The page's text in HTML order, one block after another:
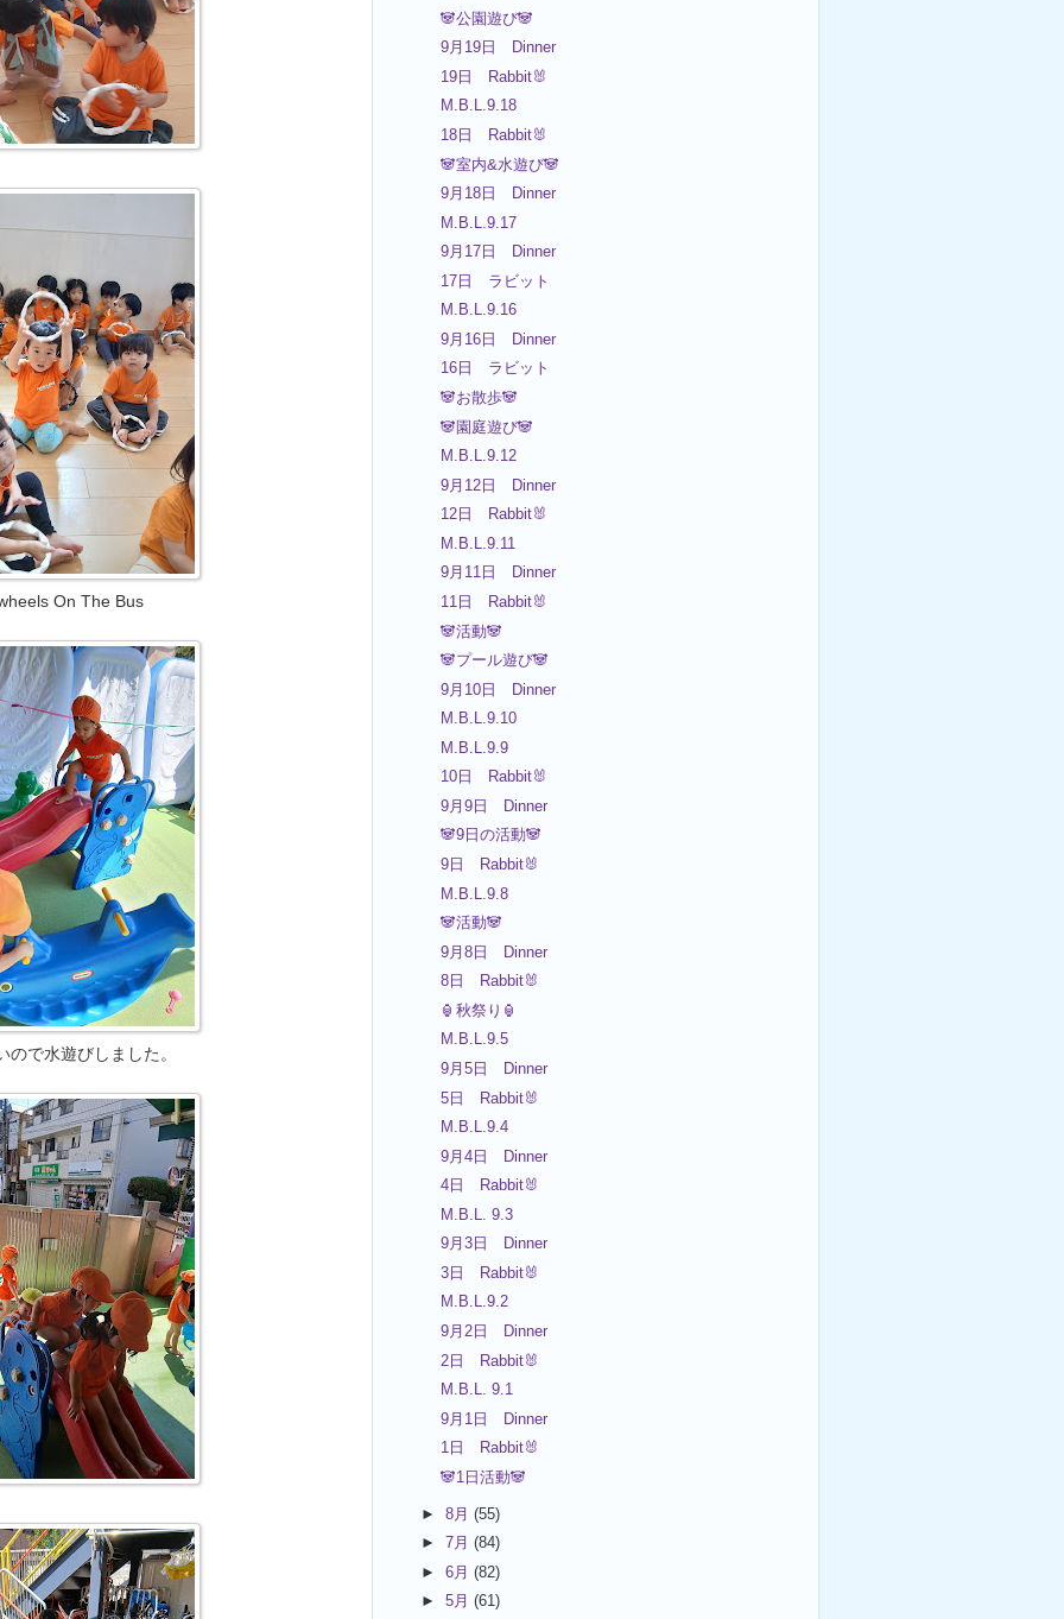
On The Bus
ので水遊びしました。
🐼公園遊び🐼
9月19日 Dinner
19日 Rabbit🐰
M.B.L.9.18
18日 Rabbit🐰
🐼室内&水遊び🐼
9月18日 Dinner
M.B.L.9.17
9月17日 Dinner
17日 ラビット
M.B.L.9.16
9月16日 Dinner
16日 ラビット
🐼お散歩🐼
🐼園庭遊び🐼
M.B.L.9.12
9月12日 Dinner
12日 Rabbit🐰
M.B.L.9.11
9月11日 Dinner
11日 Rabbit🐰
🐼活動🐼
🐼プール遊び🐼
9月10日 Dinner
M.B.L.9.10
M.B.L.9.9
10日 Rabbit🐰
9月9日 Dinner
🐼9日の活動🐼
9日 Rabbit🐰
M.B.L.9.8
🐼活動🐼
9月8日 Dinner
8日 Rabbit🐰
🏮秋祭り🏮
M.B.L.9.5
9月5日 Dinner
5日 Rabbit🐰
M.B.L.9.4
9月4日 Dinner
4日 Rabbit🐰
M.B.L. 9.3
9月3日 Dinner
3日 Rabbit🐰
M.B.L.9.2
9月2日 Dinner
2日 Rabbit🐰
M.B.L. 9.1
9月1日 Dinner
1日 Rabbit🐰
🐼1日活動🐼
►8月(55)
►7月(84)
►6月(82)
►5月(61)